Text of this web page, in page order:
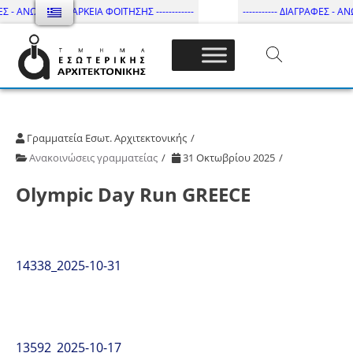
ΑΝΩΤΑΤΗ ΔΙΑΡΚΕΙΑ ΦΟΙΤΗΣΗΣ ------------ ----------- ΔΙΑΓΡΑΦΕΣ -
Τμήμα Εσωτ. Αρχιτεκτονικής – ΔΙ.ΠΑ.Ε
Γραμματεία Εσωτ. Αρχιτεκτονικής
Ανακοινώσεις γραμματείας
31 Οκτωβρίου 2025
Olympic Day Run GREECE
14338_2025-10-31
13592_2025-10-17